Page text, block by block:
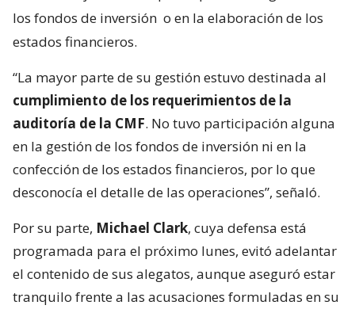
los fondos de inversión o en la elaboración de los
estados financieros.
“La mayor parte de su gestión estuvo destinada al
cumplimiento de los requerimientos de la
auditoría de la CMF. No tuvo participación alguna
en la gestión de los fondos de inversión ni en la
confección de los estados financieros, por lo que
desconocía el detalle de las operaciones”, señaló.
Por su parte, Michael Clark, cuya defensa está
programada para el próximo lunes, evitó adelantar
el contenido de sus alegatos, aunque aseguró estar
tranquilo frente a las acusaciones formuladas en su